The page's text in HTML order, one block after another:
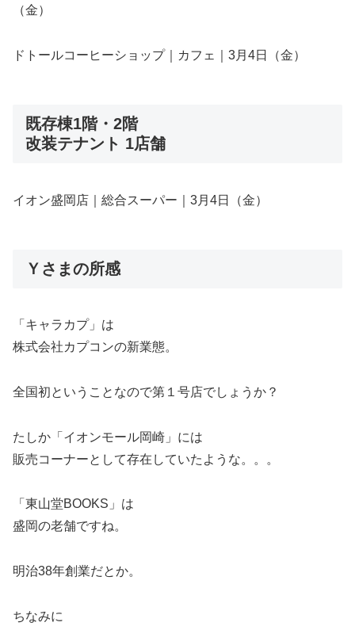
（金）
ドトールコーヒーショップ｜カフェ｜3月4日（金）
既存棟1階・2階
改装テナント 1店舗
イオン盛岡店｜総合スーパー｜3月4日（金）
Ｙさまの所感
「キャラカプ」は
株式会社カプコンの新業態。
全国初ということなので第１号店でしょうか？
たしか「イオンモール岡崎」には
販売コーナーとして存在していたような。。。
「東山堂BOOKS」は
盛岡の老舗ですね。
明治38年創業だとか。
ちなみに